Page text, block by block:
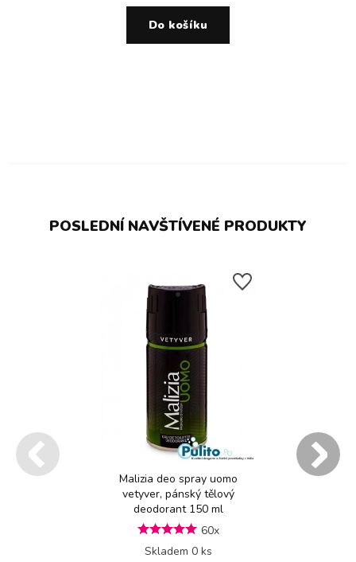
Do košíku
POSLEDNÍ NAVŠTÍVENÉ PRODUKTY
Malizia deo spray uomo
vetyver, pánský tělový
deodorant 150 ml
60x
Skladem 0 ks